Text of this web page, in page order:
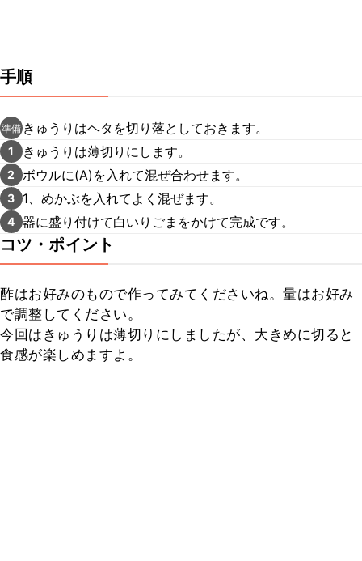
手順
準備 きゅうりはヘタを切り落としておきます。
1 きゅうりは薄切りにします。
2 ボウルに(A)を入れて混ぜ合わせます。
3 1、めかぶを入れてよく混ぜます。
4 器に盛り付けて白いりごまをかけて完成です。
コツ・ポイント
酢はお好みのもので作ってみてくださいね。量はお好み
で調整してください。
今回はきゅうりは薄切りにしましたが、大きめに切ると
食感が楽しめますよ。